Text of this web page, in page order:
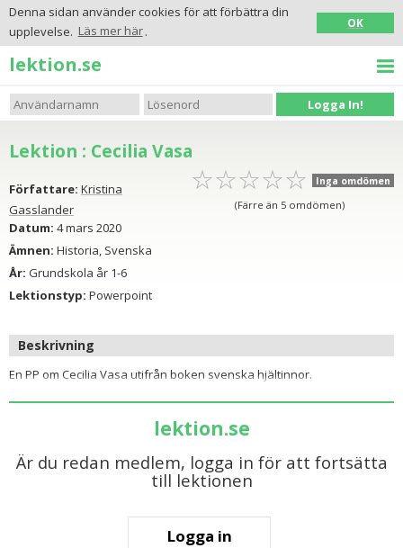
Denna sidan använder cookies för att förbättra din
upplevelse. Läs mer här.
OK
lektion.se
Logga In!
Lektion : Cecilia Vasa
☆☆☆☆☆
★★★★★ Inga omdömen
(Färre än 5 omdömen)
Författare: Kristina
Gasslander
Datum: 4 mars 2020
Ämnen: Historia, Svenska
År: Grundskola år 1-6
Lektionstyp: Powerpoint
Beskrivning
En PP om Cecilia Vasa utifrån boken svenska hjältinnor.
lektion.se
Är du redan medlem, logga in för att fortsätta
till lektionen
Logga in